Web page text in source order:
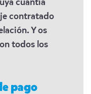
cuantía
contratado
Y os
todos los
pago